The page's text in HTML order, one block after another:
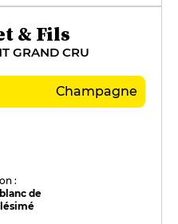
& Fils
GRAND CRU
Champagne
:
de